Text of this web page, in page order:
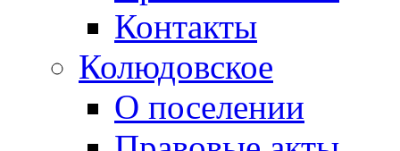
Контакты
Колюдовское
О поселении